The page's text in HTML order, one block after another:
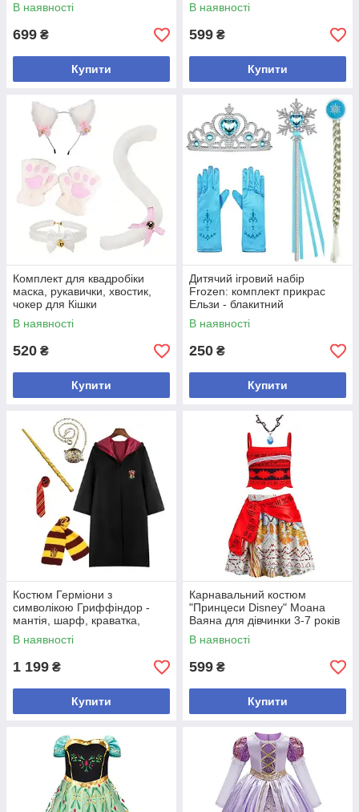
В наявності
699 ₴
Купити
В наявності
599 ₴
Купити
Комплект для квадробіки
маска, рукавички, хвостик,
чокер для Кішки
В наявності
520 ₴
Купити
Дитячий ігровий набір
Frozen: комплект прикрас
Ельзи - блакитний
В наявності
250 ₴
Купити
Костюм Герміони з
символікою Гриффіндор -
мантія, шарф, краватка,
чарівна паличка, часоворот
В наявності
1 199 ₴
Купити
Карнавальний костюм
"Принцеси Disney" Моана
Ваяна для дівчинки 3-7 років
В наявності
599 ₴
Купити